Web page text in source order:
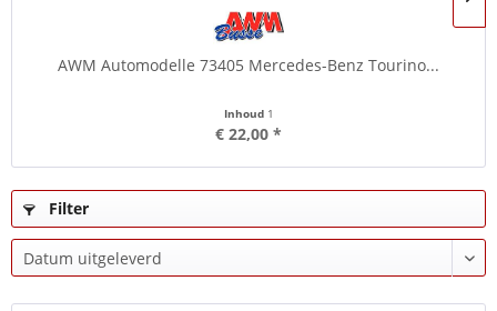
AWM Automodelle 73405 Mercedes-Benz Tourino...
Inhoud 1
€ 22,00 *
Filter